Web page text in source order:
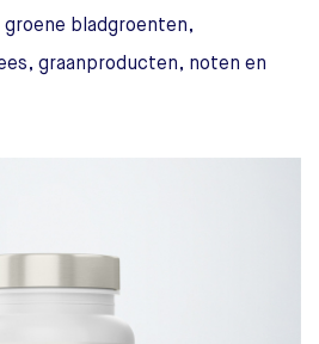
bladgroenten,
graanproducten, noten en